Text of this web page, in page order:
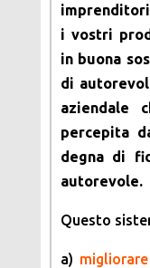
i vostri
in buona
di
aziendale
percepita
degna di
autorevole.
Questo
a)